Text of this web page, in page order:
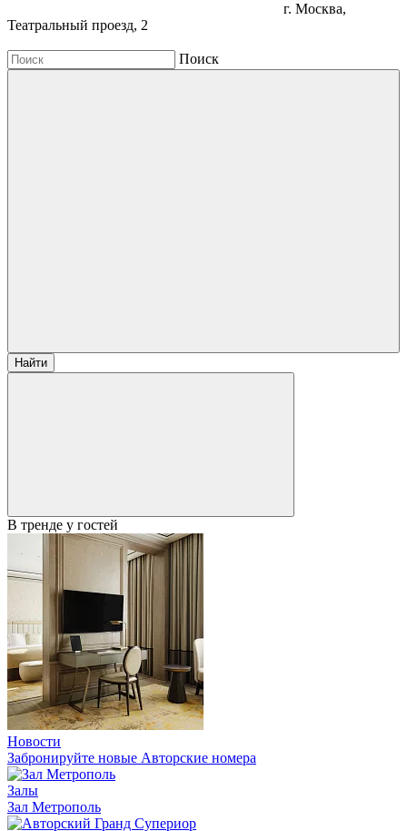
г. Москва,
Театральный проезд, 2
Поиск
Найти
В тренде у гостей
Новости
Забронируйте новые Авторские номера
Залы
Зал Метрополь